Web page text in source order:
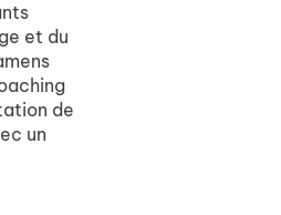
et du
de
un